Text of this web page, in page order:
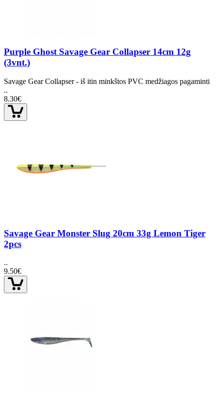
Purple Ghost Savage Gear Collapser 14cm 12g
(3vnt.)
Savage Gear Collapser - iš itin minkštos PVC medžiagos pagaminti
..
8.30€
Savage Gear Monster Slug 20cm 33g Lemon Tiger
2pcs
..
9.50€